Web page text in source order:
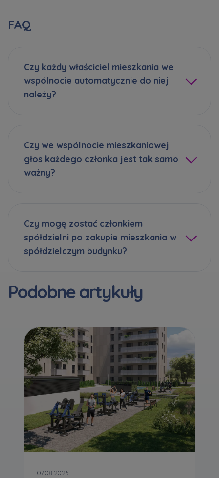
FAQ
Czy każdy właściciel mieszkania we
wspólnocie automatycznie do niej
należy?
Czy we wspólnocie mieszkaniowej
głos każdego członka jest tak samo
ważny?
Czy mogę zostać członkiem
spółdzielni po zakupie mieszkania w
spółdzielczym budynku?
Podobne artykuły
07.08.2026